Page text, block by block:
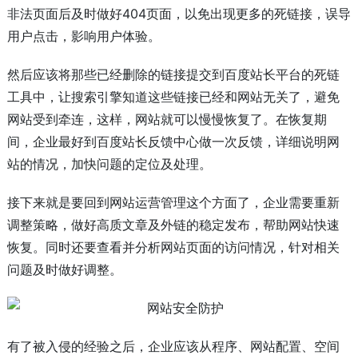
非法页面后及时做好404页面，以免出现更多的死链接，误导
用户点击，影响用户体验。
然后应该将那些已经删除的链接提交到百度站长平台的死链
工具中，让搜索引擎知道这些链接已经和网站无关了，避免
网站受到牵连，这样，网站就可以慢慢恢复了。在恢复期
间，企业最好到百度站长反馈中心做一次反馈，详细说明网
站的情况，加快问题的定位及处理。
接下来就是要回到网站运营管理这个方面了，企业需要重新
调整策略，做好高质文章及外链的稳定发布，帮助网站快速
恢复。同时还要查看并分析网站页面的访问情况，针对相关
问题及时做好调整。
有了被入侵的经验之后，企业应该从程序、网站配置、空间